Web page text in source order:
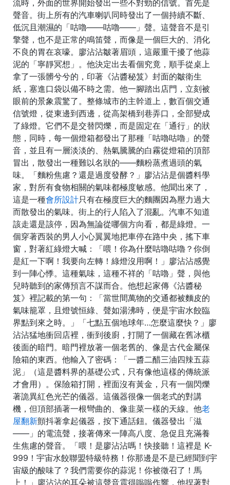
流時，外面的世界開始發出一些不對勁的信號。首先是
聲音。街上所有的汽車喇叭同時發出了一個持續不斷、
低沉且潮濕的「咕嚕——咕嚕——」聲。這聲音不是引
擎聲，也不是正常的鳴笛聲，而像是一個巨大的、消化
不良的胃在哀嚎。廖沾沾皺著眉頭，這嚴重干擾了他蒜
泥的「寧靜冥想」。他決定出去看個究竟，順手從桌上
拿了一張髒兮兮的，印著《沾醬秘笈》封面的皺衛生
紙，塞進口袋以備不時之需。他一腳踏出店門，立刻被
眼前的景象震驚了。整條城市的主幹道上，數百個交通
信號燈，從東邊到西邊，從高架橋到巷弄口，全部變成
了綠燈。它們不是交替閃爍，而是固定在「通行」的狀
態，同時，每一個燈箱都發出了那種「咕嚕咕嚕」的聲
音，並且有一層淡淡的、熱氣騰騰的白霧從燈箱的頂部
冒出，散發出一種難以名狀的——麵粉蒸煮過頭的氣
味。「麵粉焦慮？還是過度發酵？」廖沾沾是個醬料學
家，對所有食物相關的氣味都極度敏感。他聞出來了，
這是一種會所設計只有在極度巨大的麵團因為壓力過大
而散發出的氣味。街上的行人陷入了混亂。汽車不知道
該走還是該停，因為無論從哪個方向看，都是綠燈。一
個穿著西裝的男人小心翼翼地把車停在路中央，搖下車
窗，對著紅綠燈大喊：「喂！你為什麼咕嚕咕嚕？你倒
是紅一下啊！我要向左轉！綠燈沒用啊！」廖沾沾感覺
到一陣心悸。這種氣味，這種不祥的「咕嚕」聲，與他
兒時聽到的家傳預言不謀而合。他想起家傳《沾醬秘
笈》裡記載的第一句：「當世間萬物的交通都被麵皮的
氣味籠罩，且燈號恒綠、聲如湯沸時，便是宇宙水餃臨
界點到來之時。」「七點五個地球年…怎麼這麼快？」廖
沾沾猛地衝回店裡，衝到後廚，打開了一個藏在舊冰櫃
後面的暗門。暗門裡放著一個老舊的、像是古代金屬保
險箱的東西。他輸入了密碼：「一醬二醋三油四辣五蒜
泥」（這是醬料界的基礎公式，只有像他這樣的傳統派
才會用）。保險箱打開，裡面沒有黃金，只有一個閃爍
著詭異紅色光芒的儀器。這儀器很像一個老式的對講
機，但頂部插著一根彎曲的、像韭菜一樣的天線。他老
屋翻新顫抖著拿起儀器，按下通話鈕。儀器發出「滋
——」的電流聲，接著傳來一陣高八度、急促且充滿養
生焦慮的聲音。「喂！是廖沾沾嗎！快接聽！這裡是 K-
999！宇宙水餃聯盟特級特務！你那邊是不是已經聞到宇
宙級的酸味了？我們需要你的蒜泥！你被徵召了！馬
上！」廖沾沾的耳朵被這聲音震得嗡嗡作響，他捏著對